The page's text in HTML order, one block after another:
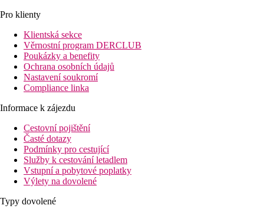
Pro klienty
Klientská sekce
Věrnostní program DERCLUB
Poukázky a benefity
Ochrana osobních údajů
Nastavení soukromí
Compliance linka
Informace k zájezdu
Cestovní pojištění
Časté dotazy
Podmínky pro cestující
Služby k cestování letadlem
Vstupní a pobytové poplatky
Výlety na dovolené
Typy dovolené